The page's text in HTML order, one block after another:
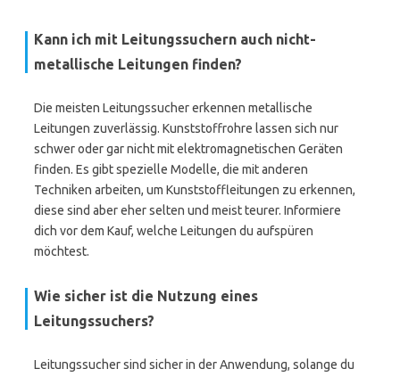
Kann ich mit Leitungssuchern auch nicht-
metallische Leitungen finden?
Die meisten Leitungssucher erkennen metallische
Leitungen zuverlässig. Kunststoffrohre lassen sich nur
schwer oder gar nicht mit elektromagnetischen Geräten
finden. Es gibt spezielle Modelle, die mit anderen
Techniken arbeiten, um Kunststoffleitungen zu erkennen,
diese sind aber eher selten und meist teurer. Informiere
dich vor dem Kauf, welche Leitungen du aufspüren
möchtest.
Wie sicher ist die Nutzung eines
Leitungssuchers?
Leitungssucher sind sicher in der Anwendung, solange du